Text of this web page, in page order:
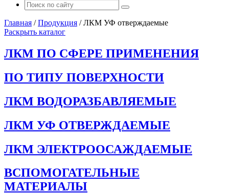
Главная /Продукция /ЛКМ УФ отверждаемые
Раскрыть каталог
ЛКМ ПО СФЕРЕ ПРИМЕНЕНИЯ
ПО ТИПУ ПОВЕРХНОСТИ
ЛКМ ВОДОРАЗБАВЛЯЕМЫЕ
ЛКМ УФ ОТВЕРЖДАЕМЫЕ
ЛКМ ЭЛЕКТРООСАЖДАЕМЫЕ
ВСПОМОГАТЕЛЬНЫЕ
МАТЕРИАЛЫ